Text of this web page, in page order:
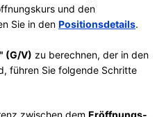
und den
Sie in den Positionsdetails.
(G/V) zu berechnen, der in den
führen Sie folgende Schritte
zwischen dem Eröffnungs-